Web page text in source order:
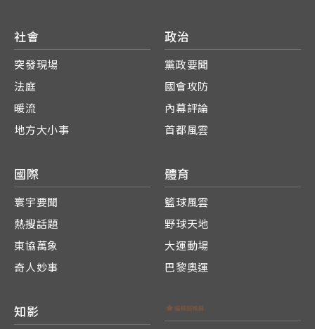
社會
突發現場
法庭
暖流
地方大小事
政治
黨政要聞
國會攻防
內幕評論
首都風雲
國際
寰宇要聞
熱搜話題
東協萬象
奇人妙事
體育
籃球風雲
野球天地
大運動場
巴黎奧運
知影